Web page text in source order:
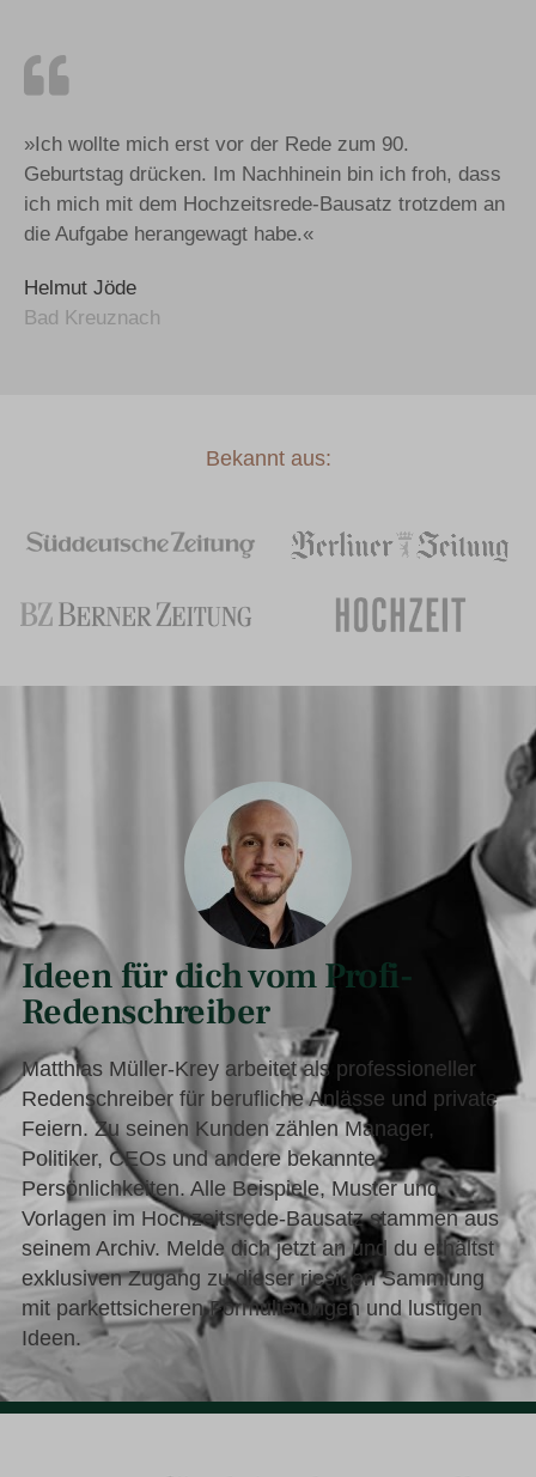
»Ich wollte mich erst vor der Rede zum 90.
Geburtstag drücken. Im Nachhinein bin ich froh, dass
ich mich mit dem Hochzeitsrede-Bausatz trotzdem an
die Aufgabe herangewagt habe.«
Helmut Jöde
Bad Kreuznach
Bekannt aus:
Ideen für dich vom Profi-
Redenschreiber
Matthias Müller-Krey arbeitet als professioneller
Redenschreiber für berufliche Anlässe und private
Feiern. Zu seinen Kunden zählen Manager,
Politiker, CEOs und andere bekannte
Persönlichkeiten. Alle Beispiele, Muster und
Vorlagen im Hochzeitsrede-Bausatz stammen aus
seinem Archiv. Melde dich jetzt an und du erhältst
exklusiven Zugang zu dieser riesigen Sammlung
mit parkettsicheren Formulierungen und lustigen
Ideen.